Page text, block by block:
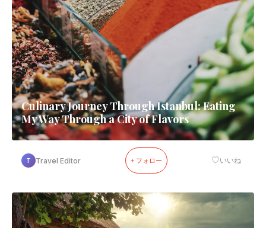
Culinary Journey Through Istanbul: Eating
My Way Through a City of Flavors
T Travel Editor + フォロー ♡いいね